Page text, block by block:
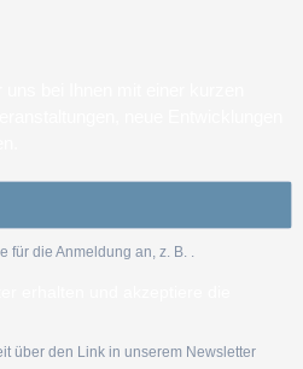
für die Anmeldung an, z. B. .
über den Link in unserem Newsletter